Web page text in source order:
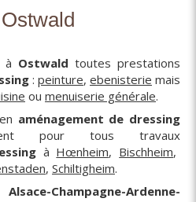
à Ostwald toutes prestations
: peinture, ebenisterie mais
ou menuiserie générale.
aménagement de dressing
pour tous travaux
à Hœnheim, Bischheim,
, Schiltigheim.
Alsace-Champagne-Ardenne-